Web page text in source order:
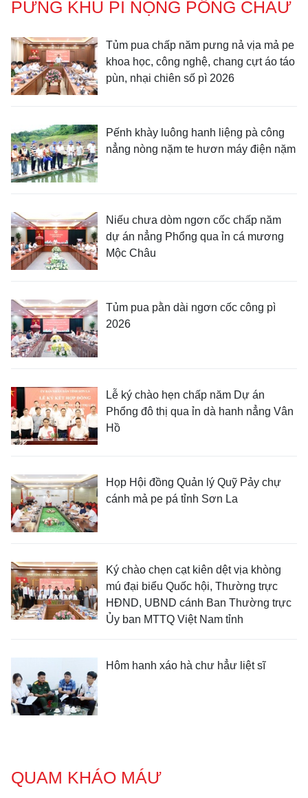
PƯNG KHÙ PI NỌNG PỒNG CHÀƯ
Tủm pua chấp năm pưng nả vịa mả pe
khoa học, công nghệ, chang cựt áo táo
pùn, nhại chiên số pì 2026
Pếnh khày luông hanh liệng pà công
nẳng nòng nặm te hươn máy điện nặm
Niếu chưa dòm ngơn cốc chấp năm
dự án nẳng Phổng qua ỉn cá mương
Mộc Châu
Tủm pua pằn dài ngơn cốc công pì
2026
Lễ ký chào hẹn chấp năm Dự án
Phổng đô thị qua ỉn dà hanh nẳng Vân
Hồ
Họp Hội đồng Quản lý Quỹ Pảy chự
cánh mả pe pá tỉnh Sơn La
Ký chào chẹn cạt kiên dệt vịa khòng
mú đại biểu Quốc hội, Thường trực
HĐND, UBND cánh Ban Thường trực
Ủy ban MTTQ Việt Nam tỉnh
Hôm hanh xáo hà chư hẳư liệt sĩ
QUAM KHÁO MÁƯ